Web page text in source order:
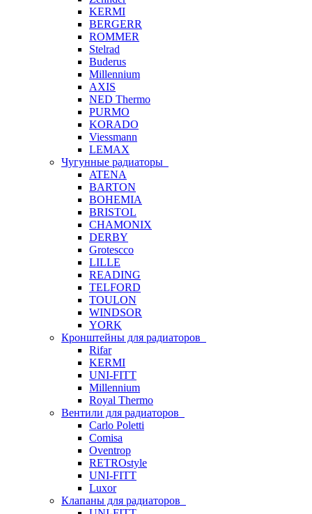
KERMI
BERGERR
ROMMER
Stelrad
Buderus
Millennium
AXIS
NED Thermo
PURMO
KORADO
Viessmann
LEMAX
Чугунные радиаторы
ATENA
BARTON
BOHEMIA
BRISTOL
CHAMONIX
DERBY
Grotescco
LILLE
READING
TELFORD
TOULON
WINDSOR
YORK
Кронштейны для радиаторов
Rifar
KERMI
UNI-FITT
Millennium
Royal Thermo
Вентили для радиаторов
Carlo Poletti
Comisa
Oventrop
RETROstyle
UNI-FITT
Luxor
Клапаны для радиаторов